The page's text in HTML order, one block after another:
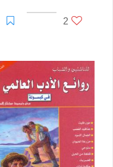
2